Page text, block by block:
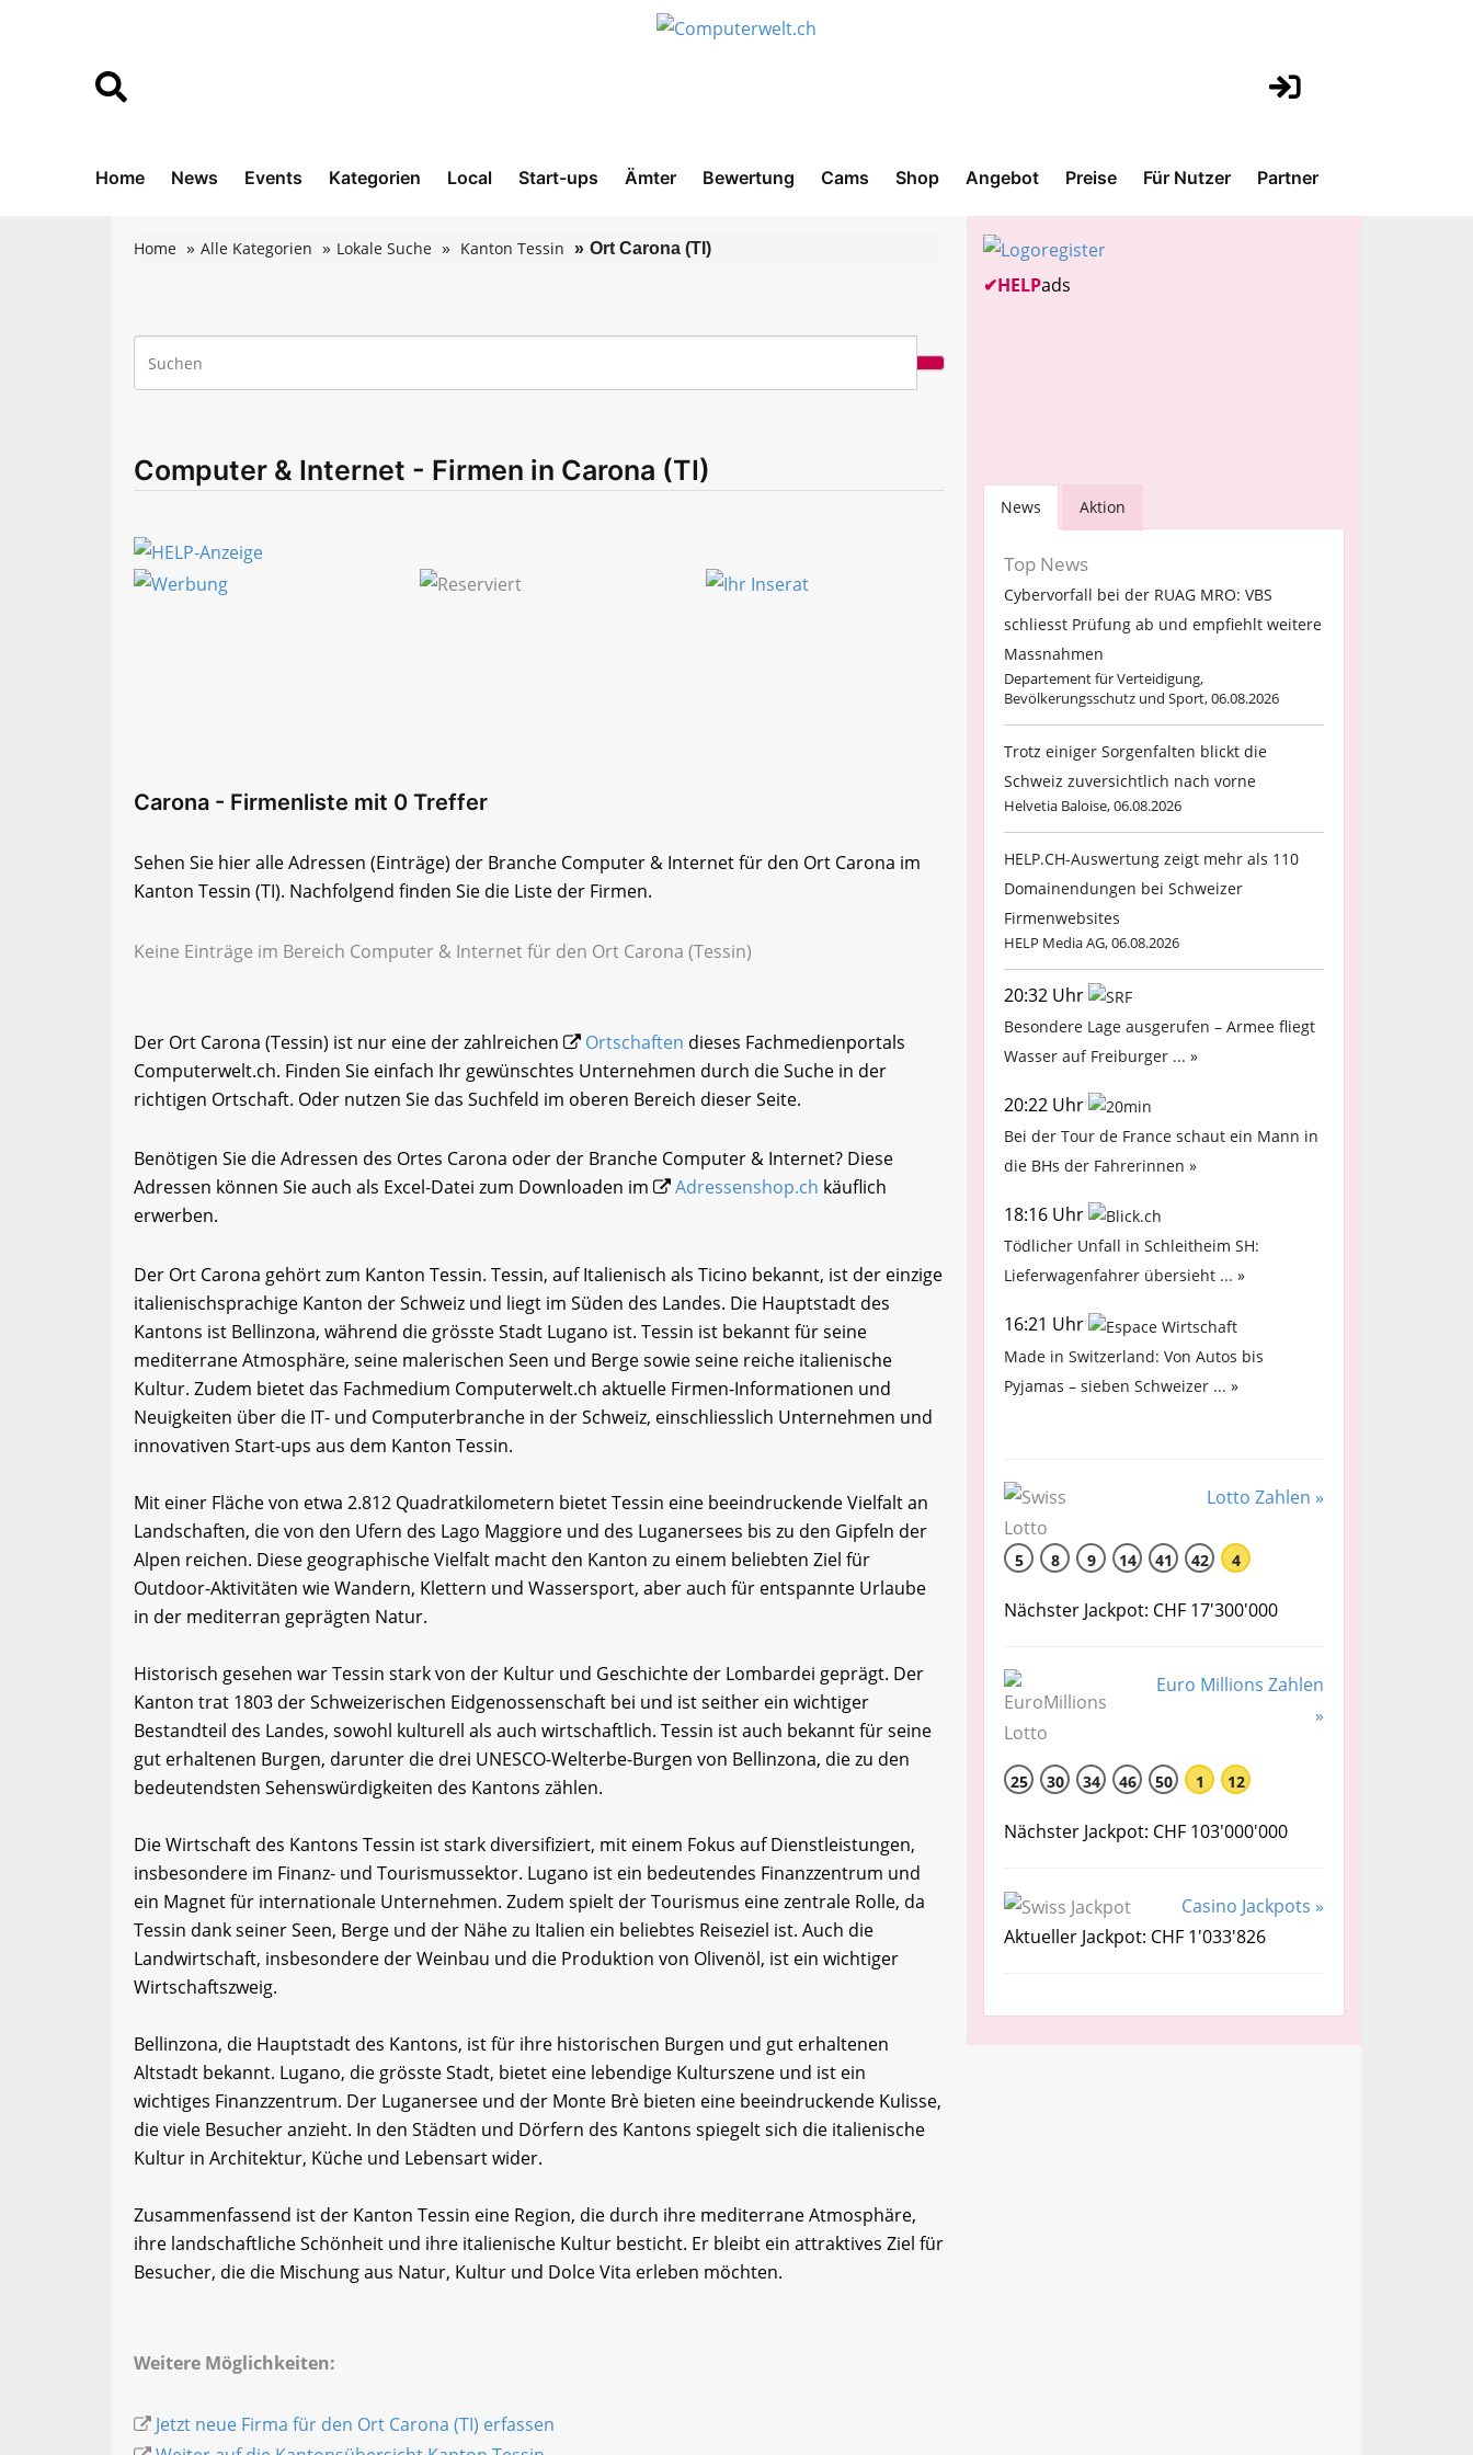
Home News Events Kategorien Local Start-ups Ämter Bewertung Cams Shop Angebot Preise Für Nutzer Partner
Home Alle Kategorien Lokale Suche Kanton Tessin Ort Carona (TI)
Computer & Internet - Firmen in Carona (TI)
Carona - Firmenliste mit 0 Treffer
Sehen Sie hier alle Adressen (Einträge) der Branche Computer & Internet für den Ort Carona im
Kanton Tessin (TI). Nachfolgend finden Sie die Liste der Firmen.
Keine Einträge im Bereich Computer & Internet für den Ort Carona (Tessin)
Der Ort Carona (Tessin) ist nur eine der zahlreichen Ortschaften dieses Fachmedienportals
Computerwelt.ch. Finden Sie einfach Ihr gewünschtes Unternehmen durch die Suche in der
richtigen Ortschaft. Oder nutzen Sie das Suchfeld im oberen Bereich dieser Seite.
Benötigen Sie die Adressen des Ortes Carona oder der Branche Computer & Internet? Diese
Adressen können Sie auch als Excel-Datei zum Downloaden im
Adressenshop.ch käuflich
erwerben.
Der Ort Carona gehört zum Kanton Tessin. Tessin, auf Italienisch als Ticino bekannt, ist der einzige
italienischsprachige Kanton der Schweiz und liegt im Süden des Landes. Die Hauptstadt des
Kantons ist Bellinzona, während die grösste Stadt Lugano ist. Tessin ist bekannt für seine
mediterrane Atmosphäre, seine malerischen Seen und Berge sowie seine reiche italienische
Kultur. Zudem bietet das Fachmedium Computerwelt.ch aktuelle Firmen-Informationen und
Neuigkeiten über die IT- und Computerbranche in der Schweiz, einschliesslich Unternehmen und
innovativen Start-ups aus dem Kanton Tessin.
Mit einer Fläche von etwa 2.812 Quadratkilometern bietet Tessin eine beeindruckende Vielfalt an
Landschaften, die von den Ufern des Lago Maggiore und des Luganersees bis zu den Gipfeln der
Alpen reichen. Diese geographische Vielfalt macht den Kanton zu einem beliebten Ziel für
Outdoor-Aktivitäten wie Wandern, Klettern und Wassersport, aber auch für entspannte Urlaube
in der mediterran geprägten Natur.
Historisch gesehen war Tessin stark von der Kultur und Geschichte der Lombardei geprägt. Der
Kanton trat 1803 der Schweizerischen Eidgenossenschaft bei und ist seither ein wichtiger
Bestandteil des Landes, sowohl kulturell als auch wirtschaftlich. Tessin ist auch bekannt für seine
gut erhaltenen Burgen, darunter die drei UNESCO-Welterbe-Burgen von Bellinzona, die zu den
bedeutendsten Sehenswürdigkeiten des Kantons zählen.
Die Wirtschaft des Kantons Tessin ist stark diversifiziert, mit einem Fokus auf Dienstleistungen,
insbesondere im Finanz- und Tourismussektor. Lugano ist ein bedeutendes Finanzzentrum und
ein Magnet für internationale Unternehmen. Zudem spielt der Tourismus eine zentrale Rolle, da
Tessin dank seiner Seen, Berge und der Nähe zu Italien ein beliebtes Reiseziel ist. Auch die
Landwirtschaft, insbesondere der Weinbau und die Produktion von Olivenöl, ist ein wichtiger
Wirtschaftszweig.
Bellinzona, die Hauptstadt des Kantons, ist für ihre historischen Burgen und gut erhaltenen
Altstadt bekannt. Lugano, die grösste Stadt, bietet eine lebendige Kulturszene und ist ein
wichtiges Finanzzentrum. Der Luganersee und der Monte Brè bieten eine beeindruckende Kulisse,
die viele Besucher anzieht. In den Städten und Dörfern des Kantons spiegelt sich die italienische
Kultur in Architektur, Küche und Lebensart wider.
Zusammenfassend ist der Kanton Tessin eine Region, die durch ihre mediterrane Atmosphäre,
ihre landschaftliche Schönheit und ihre italienische Kultur besticht. Er bleibt ein attraktives Ziel für
Besucher, die die Mischung aus Natur, Kultur und Dolce Vita erleben möchten.
Weitere Möglichkeiten:
Jetzt neue Firma für den Ort Carona (TI) erfassen
✔HELPads
News Aktion
Top News
Cybervorfall bei der RUAG MRO: VBS
schliesst Prüfung ab und empfiehlt weitere
Massnahmen
Departement für Verteidigung,
Bevölkerungsschutz und Sport, 06.08.2026
Trotz einiger Sorgenfalten blickt die
Schweiz zuversichtlich nach vorne
Helvetia Baloise, 06.08.2026
HELP.CH-Auswertung zeigt mehr als 110
Domainendungen bei Schweizer
Firmenwebsites
HELP Media AG, 06.08.2026
20:32 Uhr
Besondere Lage ausgerufen – Armee fliegt
Wasser auf Freiburger ... »
20:22 Uhr
Bei der Tour de France schaut ein Mann in
die BHs der Fahrerinnen »
18:16 Uhr
Tödlicher Unfall in Schleitheim SH:
Lieferwagenfahrer übersieht ... »
16:21 Uhr
Made in Switzerland: Von Autos bis
Pyjamas – sieben Schweizer ... »
Lotto Zahlen »
5 8 9 14 41 42 4
Nächster Jackpot: CHF 17'300'000
Euro Millions Zahlen
»
25 30 34 46 50 1 12
Nächster Jackpot: CHF 103'000'000
Casino Jackpots »
Aktueller Jackpot: CHF 1'033'826